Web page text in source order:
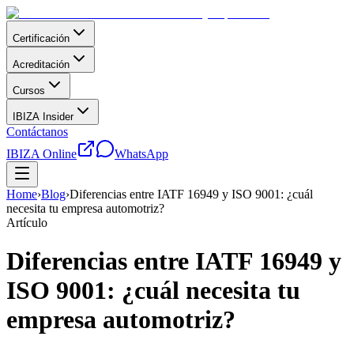
Certificación
Acreditación
Cursos
IBIZA Insider
Contáctanos
IBIZA Online
WhatsApp
Home›Blog›Diferencias entre IATF 16949 y ISO 9001: ¿cuál
necesita tu empresa automotriz?
Artículo
Diferencias entre IATF 16949 y
ISO 9001: ¿cuál necesita tu
empresa automotriz?